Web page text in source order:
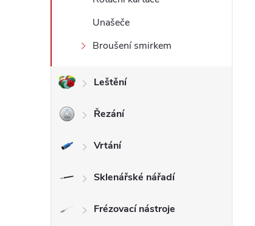
Unašeče
Broušení smirkem
Leštění
Řezání
Vrtání
Sklenářské nářadí
Frézovací nástroje